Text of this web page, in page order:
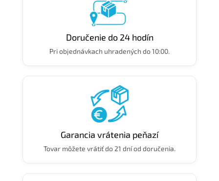
Doručenie do 24 hodín
Pri objednávkach uhradených do 10:00.
Garancia vrátenia peňazí
Tovar môžete vrátiť do 21 dní od doručenia.